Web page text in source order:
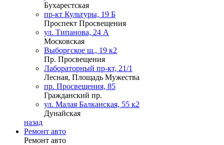
Бухарестская
пр-кт Культуры, 19 Б
Проспект Просвещения
ул. Типанова, 24 А
Московская
Выборгское ш., 19 к2
Пр. Просвещения
Лабораторный пр-кт, 21/1
Лесная, Площадь Мужества
пр. Просвещения, 85
Гражданский пр.
ул. Малая Балканская, 55 к2
Дунайская
назад
Ремонт авто
Ремонт авто